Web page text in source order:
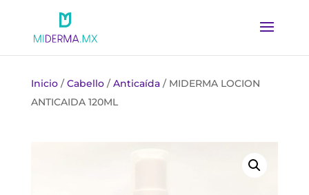
Inicio/Cabello/Anticaída/ MIDERMA LOCION
ANTICAIDA 120ML